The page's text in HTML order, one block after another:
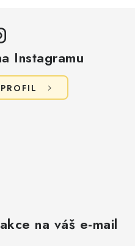
Instagramu
na váš e-mail